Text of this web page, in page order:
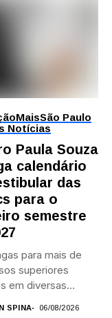
MaisSão Paulo
Notícias
Paula Souza
calendário
das
para o
semestre
para mais de
superiores
em diversas
SPINA 06/08/2026